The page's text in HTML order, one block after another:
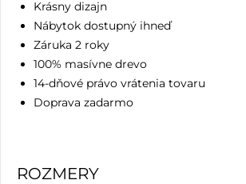
Krásny dizajn
Nábytok dostupný ihneď
Záruka 2 roky
100% masívne drevo
14-dňové právo vrátenia tovaru
Doprava zadarmo
ROZMERY